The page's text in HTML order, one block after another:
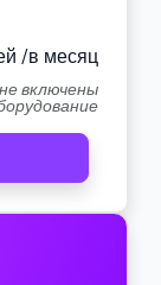
/в месяц
включены